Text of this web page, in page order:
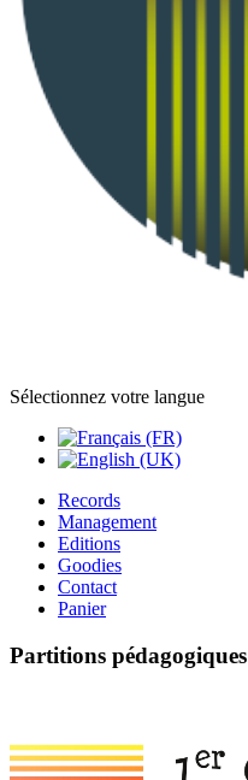
Sélectionnez votre langue
Records
Management
Editions
Goodies
Contact
Panier
Partitions pédagogiques